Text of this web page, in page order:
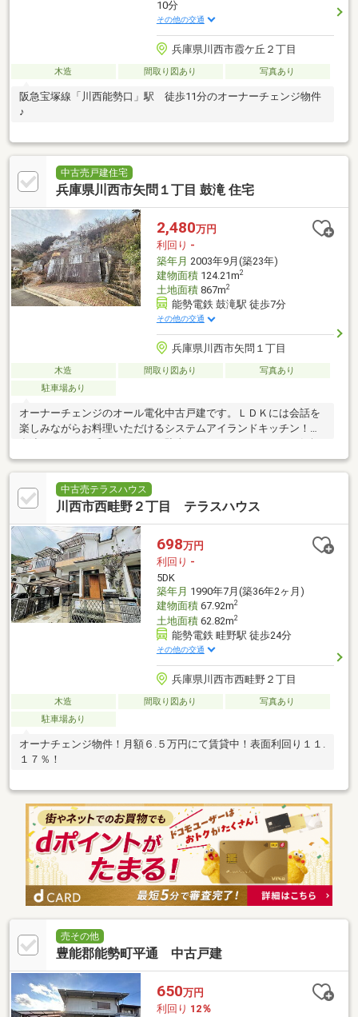
10分
その他の交通
兵庫県川西市霞ケ丘２丁目
木造 間取り図あり 写真あり
阪急宝塚線「川西能勢口」駅 徒歩11分のオーナーチェンジ物件
♪
中古売戸建住宅
兵庫県川西市矢問１丁目 鼓滝 住宅
2,480万円
利回り -
築年月 2003年9月(築23年)
建物面積124.21m2
土地面積867m2
能勢電鉄 鼓滝駅 徒歩7分
その他の交通
兵庫県川西市矢問１丁目
木造 間取り図あり
写真あり
駐車場あり
オーナーチェンジのオール電化中古戸建です。ＬＤＫには会話を
楽しみながらお料理いただけるシステムアイランドキッチン！お
にお問い合わせください
中古売テラスハウス
川西市西畦野２丁目 テラスハウス
698万円
利回り -
5DK
築年月 1990年7月(築36年2ヶ月)
建物面積67.92m2
土地面積62.82m2
能勢電鉄 畦野駅 徒歩24分
その他の交通
兵庫県川西市西畦野２丁目
木造 間取り図あり
写真あり
駐車場あり
オーナチェンジ物件！月額６.５万円にて賃貸中！表面利回り１１.
１７％！
売その他
豊能郡能勢町平通 中古戸建
650万円
利回り 12％